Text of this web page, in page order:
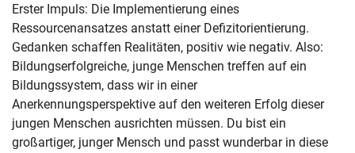
Erster Impuls: Die Implementierung eines
Ressourcenansatzes anstatt einer Defizitorientierung.
Gedanken schaffen Realitäten, positiv wie negativ. Also:
Bildungserfolgreiche, junge Menschen treffen auf ein
Bildungssystem, dass wir in einer
Anerkennungsperspektive auf den weiteren Erfolg dieser
jungen Menschen ausrichten müssen. Du bist ein
großartiger, junger Mensch und passt wunderbar in diese